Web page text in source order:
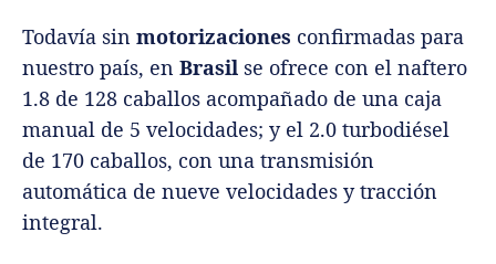
Todavía sin motorizaciones confirmadas para
nuestro país, en Brasil se ofrece con el naftero
1.8 de 128 caballos acompañado de una caja
manual de 5 velocidades; y el 2.0 turbodiésel
de 170 caballos, con una transmisión
automática de nueve velocidades y tracción
integral.